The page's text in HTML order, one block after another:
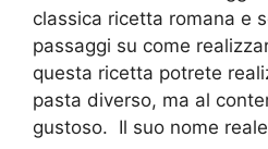
classica ricetta romana e
passaggi su come
questa ricetta potrete
pasta diverso, ma al
gustoso. Il suo nome